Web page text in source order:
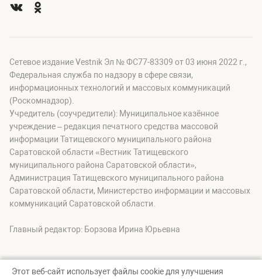
Сетевое издание Vestnik Эл № ФС77-83309 от 03 июня 2022 г.,
Федеральная служба по надзору в сфере связи,
информационных технологий и массовых коммуникаций
(Роскомнадзор).
Учредитель (соучредители): Муниципальное казённое
учреждение – редакция печатного средства массовой
информации Татищевского муниципального района
Саратовской области «Вестник Татищевского
муниципального района Саратовской области»,
Администрация Татищевского муниципального района
Саратовской области, Министерство информации и массовых
коммуникаций Саратовской области.
Главный редактор: Борзова Ирина Юрьевна
Этот веб-сайт использует файлы cookie для улучшения